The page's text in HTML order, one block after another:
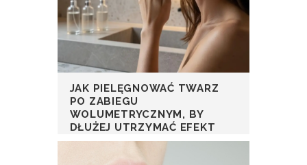
JAK PIELĘGNOWAĆ TWARZ
PO ZABIEGU
WOLUMETRYCZNYM, BY
DŁUŻEJ UTRZYMAĆ EFEKT